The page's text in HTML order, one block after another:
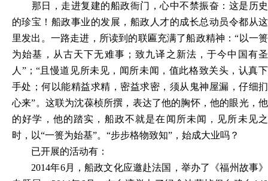
那日，走进复建的船政衙门，心中不禁振奋：这是历史
的珍宝！船政事业的发展，船政人才的成长总动员令都从这
里发出。一路走进，所读到的联匾充满了船政精神：“以一篑
为始基，从古天下无难事；致九译之新法，于今中国有圣
人”；“且慢道见所未见，闻所未闻，值此格致关头，认真下
手处；何以能精益求精，密益求密，须从鬼神屋漏，仔细扪
心来”。这联为沈葆桢所撰，表达了他的胸怀，他的眼光，他
的好学，他的踏实，船政不就是在闻所未闻，见所未见之
时，以“一篑为始基”。“步步格物致知”，始成大业吗？
已开展的活动有：
2014年6月，船政文化应邀赴法国，举办了《福州故事》